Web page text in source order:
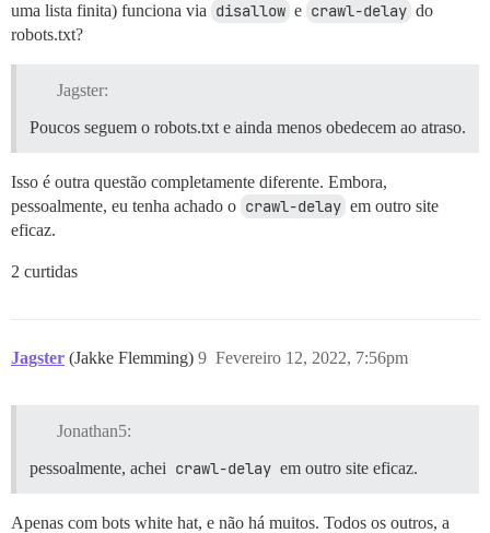
uma lista finita) funciona via disallow e crawl-delay do
robots.txt?
Jagster:
Poucos seguem o robots.txt e ainda menos obedecem ao atraso.
Isso é outra questão completamente diferente. Embora,
pessoalmente, eu tenha achado o crawl-delay em outro site
eficaz.
2 curtidas
Jagster (Jakke Flemming) Fevereiro 12, 2022, 7:56pm
9
Jonathan5:
pessoalmente, achei crawl-delay em outro site eficaz.
Apenas com bots white hat, e não há muitos. Todos os outros, a